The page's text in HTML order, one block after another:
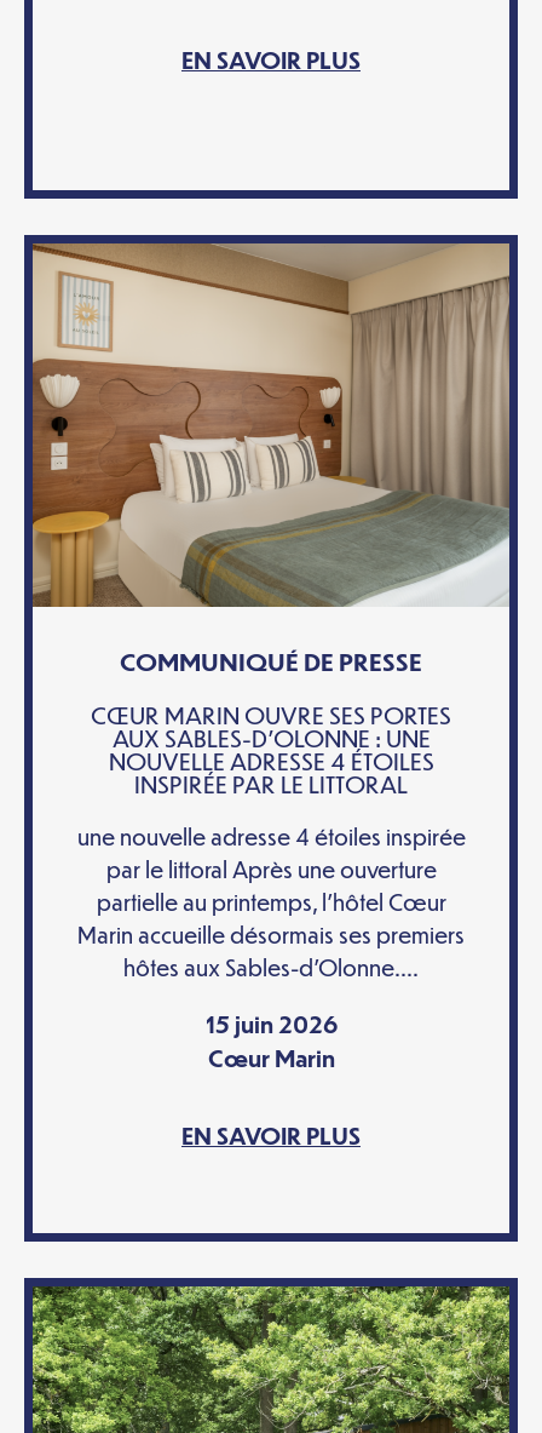
EN SAVOIR PLUS
COMMUNIQUÉ DE PRESSE
CŒUR MARIN OUVRE SES PORTES
AUX SABLES-D’OLONNE : UNE
NOUVELLE ADRESSE 4 ÉTOILES
INSPIRÉE PAR LE LITTORAL
une nouvelle adresse 4 étoiles inspirée
par le littoral Après une ouverture
partielle au printemps, l’hôtel Cœur
Marin accueille désormais ses premiers
hôtes aux Sables-d’Olonne....
15 juin 2026
Cœur Marin
EN SAVOIR PLUS